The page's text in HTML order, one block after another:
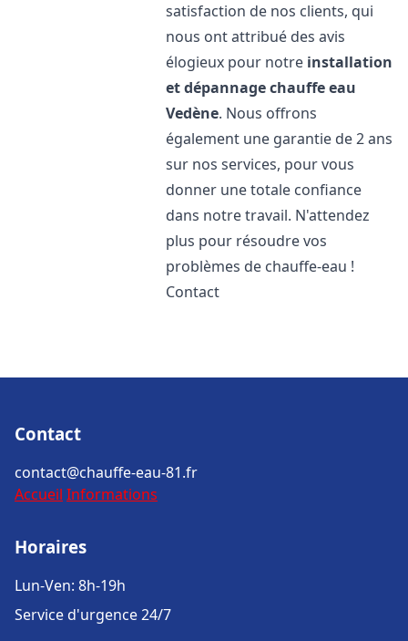
satisfaction de nos clients, qui
nous ont attribué des avis
élogieux pour notre installation
et dépannage chauffe eau
Vedène. Nous offrons
également une garantie de 2 ans
sur nos services, pour vous
donner une totale confiance
dans notre travail. N'attendez
plus pour résoudre vos
problèmes de chauffe-eau !
Contact
Contact
contact@chauffe-eau-81.fr
Accueil Informations
Horaires
Lun-Ven: 8h-19h
Service d'urgence 24/7